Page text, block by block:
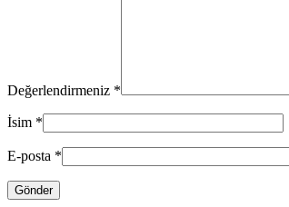
Değerlendirmeniz *
İsim *
E-posta *